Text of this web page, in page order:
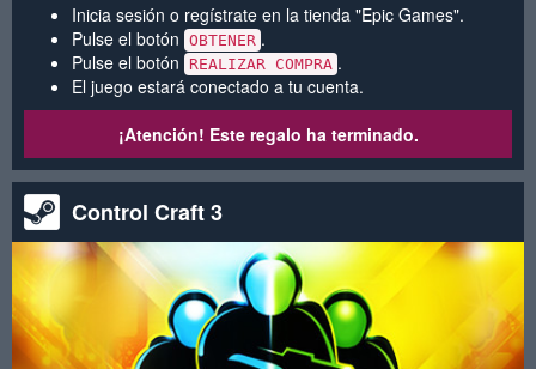
Inicia sesión o regístrate en la tienda "Epic Games".
Pulse el botón OBTENER .
Pulse el botón
REALIZAR COMPRA .
El juego estará conectado a tu cuenta.
¡Atención! Este regalo ha terminado.
Control Craft 3